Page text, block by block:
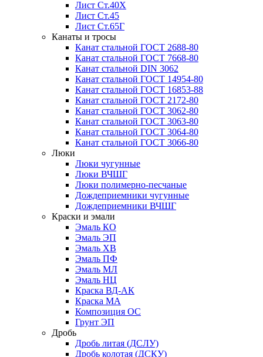
Лист Ст.40Х
Лист Ст.45
Лист Ст.65Г
Канаты и тросы
Канат стальной ГОСТ 2688-80
Канат стальной ГОСТ 7668-80
Канат стальной DIN 3062
Канат стальной ГОСТ 14954-80
Канат стальной ГОСТ 16853-88
Канат стальной ГОСТ 2172-80
Канат стальной ГОСТ 3062-80
Канат стальной ГОСТ 3063-80
Канат стальной ГОСТ 3064-80
Канат стальной ГОСТ 3066-80
Люки
Люки чугунные
Люки ВЧШГ
Люки полимерно-песчаные
Дождеприемники чугунные
Дождеприемники ВЧШГ
Краски и эмали
Эмаль КО
Эмаль ЭП
Эмаль ХВ
Эмаль ПФ
Эмаль МЛ
Эмаль НЦ
Краска ВД-АК
Краска МА
Композиция ОС
Грунт ЭП
Дробь
Дробь литая (ДСЛУ)
Дробь колотая (ДСКУ)